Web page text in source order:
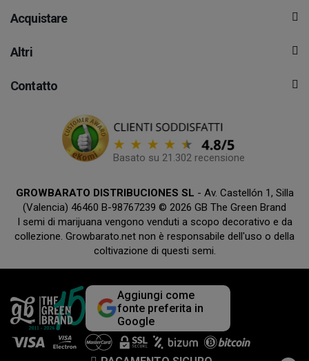
Acquistare
Altri
Contatto
Basato su 21.302 recensione
GROWBARATO DISTRIBUCIONES SL - Av. Castellón 1, Silla
(Valencia) 46460 B-98767239 © 2026 GB The Green Brand
I semi di marijuana vengono venduti a scopo decorativo e da
collezione. Growbarato.net non è responsabile dell'uso o della
coltivazione di questi semi.
Aggiungi come
fonte preferita in
Google